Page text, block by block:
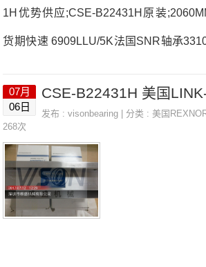
1H优势供应;CSE-B22431H原装
货期快速 6909LLU/5K法国SNR轴承
QUJ84CH7016CVDUJ74法国SNR轴承
C3价格,3310SC3采购 热销型号推荐：
31H RK6-43N1Z，P2BE203-SRB-CRE
BG4T-528/5223310SC33310SC3价格
3价
07月
06日
发布 :visonbearing | 分类 :美国
268次